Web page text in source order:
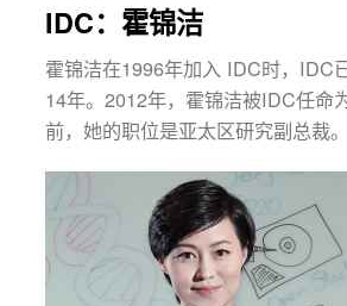
IDC：霍锦洁
霍锦洁在1996年加入 IDC时，IDC
14年。2012年，霍锦洁被IDC任命
前，她的职位是亚太区研究副总裁。